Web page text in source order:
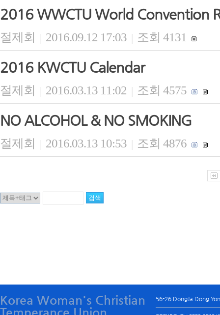
2016 WWCTU World Convention
절제회 | 2016.09.12 17:03 | 조회 4131
2016 KWCTU Calendar
절제회 | 2016.03.13 11:02 | 조회 4575
NO ALCOHOL & NO SMOKING
절제회 | 2016.03.13 10:53 | 조회 4876
Korea Woman's Christian
Temperance Union
56-26 DongJa Dong